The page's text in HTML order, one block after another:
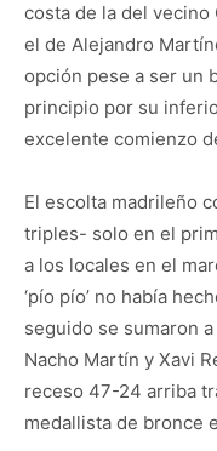
costa de la del vecino
el de Alejandro
opción pese a ser un
principio por su
excelente comienzo
El escolta madrileño
triples- solo en el
a los locales en el
‘pío pío’ no había
seguido se sumaron
Nacho Martín y Xavi
receso 47-24 arriba
medallista de bronce